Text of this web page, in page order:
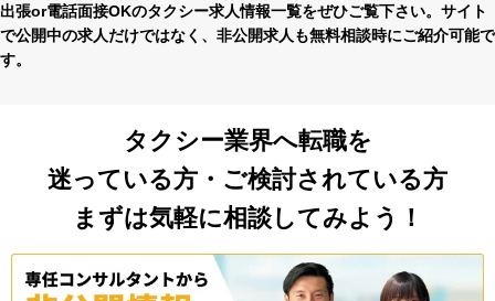
出張or電話⾯接OKのタクシー求⼈情報⼀覧をぜひご覧下さい。サイト
で公開中の求⼈だけではなく、⾮公開求⼈も無料相談時にご紹介可能で
す。
タクシー業界へ転職を
迷っている方・ご検討されている方
まずは気軽に相談してみよう！